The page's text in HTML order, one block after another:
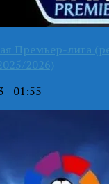
Премьер-лига
2026)
- 01:55